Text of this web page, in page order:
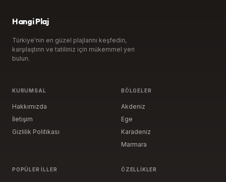
Hangi Plaj
Türkiye'nin en güzel plajlarını keşfedin,
karşılaştırın ve tatiliniz için mükemmel yeri
bulun.
KURUMSAL
Hakkımızda
İletişim
Gizlilik Politikası
BÖLGELER
Akdeniz
Ege
Karadeniz
Marmara
POPÜLER İLLER ÖZELLIKLER